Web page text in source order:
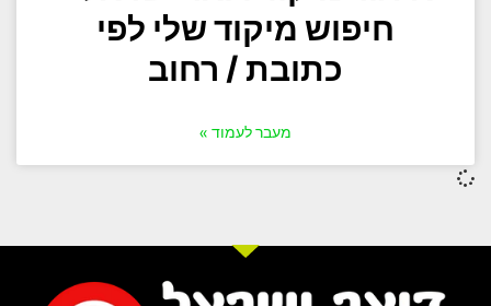
חיפוש מיקוד שלי לפי
כתובת / רחוב
מעבר לעמוד »